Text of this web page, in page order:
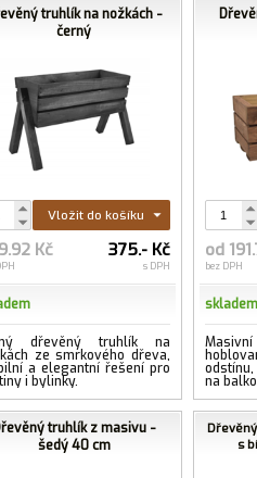
truhlík na nožkách -
černý
Vložit do košíku
Kč 375.- Kč
s DPH
dřevěný truhlík na
ze smrkového dřeva,
a elegantní řešení pro
i bylinky.
od
bez DPH
skladem
na
truhlík z masivu -
šedý 40 cm
s